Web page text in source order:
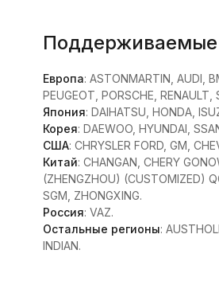
Европа: ASTONMARTIN, AUDI,
PEUGEOT, PORSCHE,
Япония: DAIHATSU, HONDA,
Корея: DAEWOO, HYUNDAI,
США: CHRYSLER FORD, GM,
Китай: CHANGAN, CHERY
(ZHENGZHOU) (CUSTOMIZED)
SGM, ZHONGXING.
Россия: VAZ.
Остальные регионы:
INDIAN.